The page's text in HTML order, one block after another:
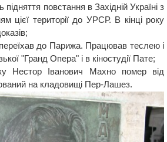
повстання в Західній Україні з
цієї території до УРСР. В кінці року
до Парижа. Працював теслею і
"Гранд Опера" і в кіностудії Пате;
Нестор Іванович Махно помер від
на кладовищі Пер-Лашез.